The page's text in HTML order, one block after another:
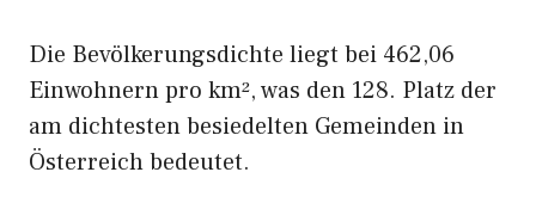
Die Bevölkerungsdichte liegt bei 462,06
Einwohnern pro km², was den 128. Platz der
am dichtesten besiedelten Gemeinden in
Österreich bedeutet.